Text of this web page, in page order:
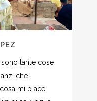
tante cose
che
mi piace